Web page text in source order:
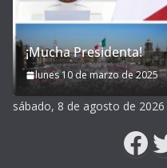
¡Mucha Presidenta!
lunes 10 de marzo de 2025
sábado, 8 de agosto de 2026